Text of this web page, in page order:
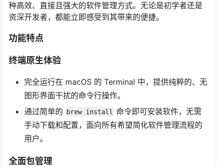
种高效、直接且强大的软件管理方式。无论是初学者还是
资深开发者，都能立即感受到其带来的便捷。
功能特点
终端原生体验
完全运行在 macOS 的 Terminal 中，提供纯粹的、无
图形界面干扰的命令行操作。
通过简单的
brew install
命令即可安装软件，无需
手动下载和配置，面向所有希望简化软件管理流程的
用户。
全面包管理